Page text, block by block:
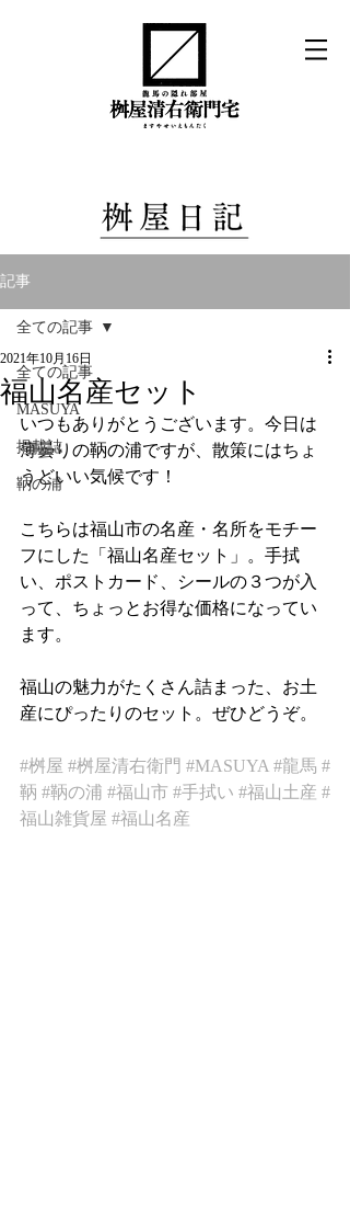
記事
全ての記事
MASUYA
掲載誌
鞆の浦
全ての記事
福山名産セット
2021年10月16日
いつもありがとうございます。今日は
薄曇りの鞆の浦ですが、散策にはちょ
うどいい気候です！
こちらは福山市の名産・名所をモチー
フにした「福山名産セット」。手拭
い、ポストカード、シールの３つが入
って、ちょっとお得な価格になってい
ます。
福山の魅力がたくさん詰まった、お土
産にぴったりのセット。ぜひどうぞ。
#桝屋 #桝屋清右衛門 #MASUYA #龍馬 #
鞆 #鞆の浦 #福山市 #手拭い #福山土産 #
福山雑貨屋 #福山名産